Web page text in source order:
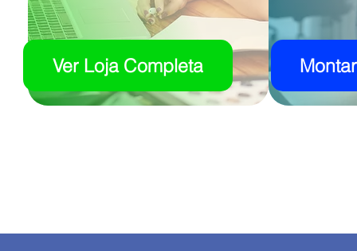
Ver Loja Completa